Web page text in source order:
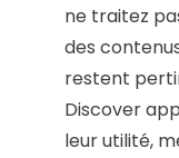
ne traitez
des
restent
Discover
leur utilité,